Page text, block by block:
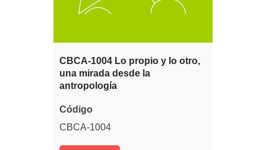
CBCA-1004 Lo propio y lo otro,
una mirada desde la
antropología
Código
CBCA-1004